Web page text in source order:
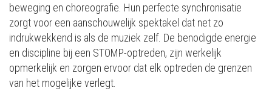
beweging en choreografie. Hun perfecte synchronisatie
zorgt voor een aanschouwelijk spektakel dat net zo
indrukwekkend is als de muziek zelf. De benodigde energie
en discipline bij een STOMP-optreden, zijn werkelijk
opmerkelijk en zorgen ervoor dat elk optreden de grenzen
van het mogelijke verlegt​.